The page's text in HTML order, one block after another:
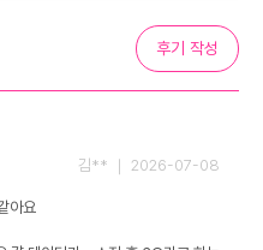
후기 작성
김** ｜ 2026-07-08